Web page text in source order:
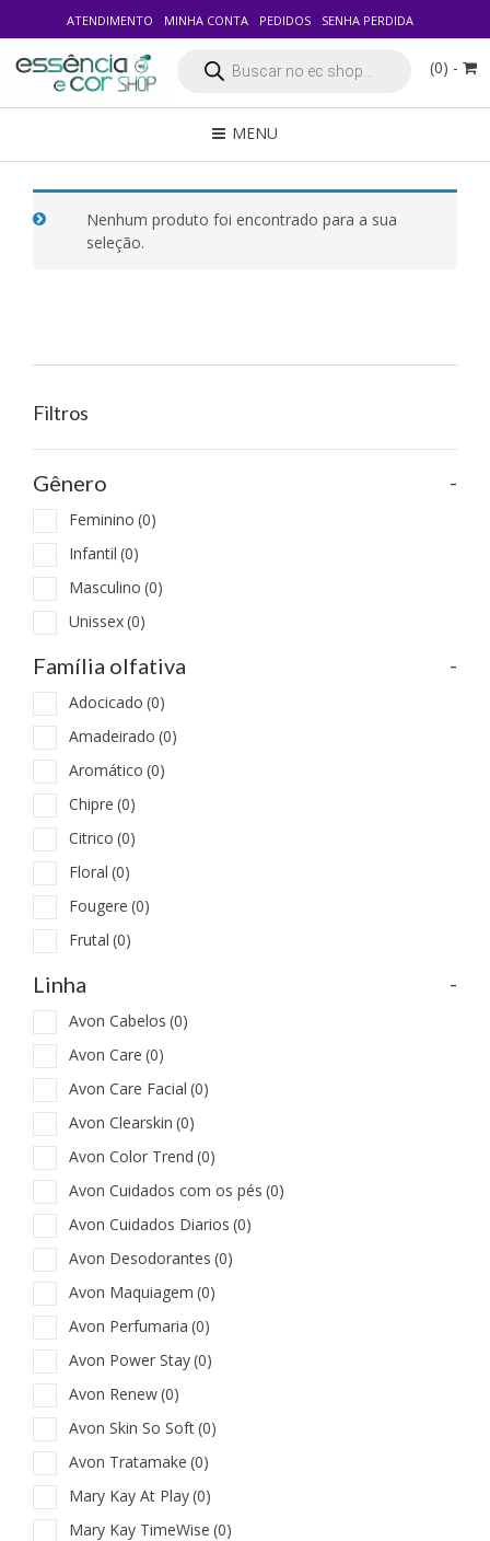
ATENDIMENTO MINHA CONTA PEDIDOS SENHA PERDIDA
produtos (0) -
MENU
Nenhum produto foi encontrado para a sua
seleção.
Filtros
Gênero -
Feminino (0)
Infantil (0)
Masculino (0)
Unissex(0)
Família olfativa -
Adocicado (0)
Amadeirado (0)
Aromático (0)
Chipre (0)
Citrico (0)
Floral (0)
Fougere (0)
Frutal (0)
Linha -
Avon Cabelos (0)
Avon Care (0)
Avon Care Facial (0)
Avon Clearskin (0)
Avon Color Trend (0)
Avon Cuidados com os pés (0)
Avon Cuidados Diarios (0)
Avon Desodorantes (0)
Avon Maquiagem (0)
Avon Perfumaria (0)
Avon Power Stay(0)
Avon Renew(0)
Avon Skin So Soft(0)
Avon Tratamake (0)
Mary Kay At Play(0)
Mary Kay TimeWise (0)